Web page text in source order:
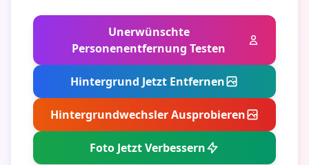
Unerwünschte
Personenentfernung Testen
Hintergrund Jetzt Entfernen
Hintergrundwechsler Ausprobieren
Foto Jetzt Verbessern